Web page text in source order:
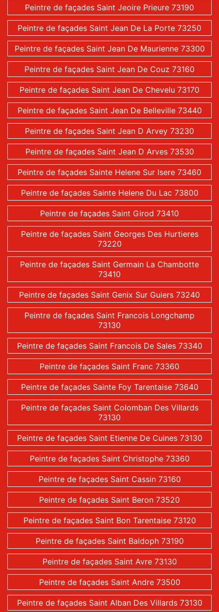
Peintre de façades Saint Jeoire Prieure 73190
Peintre de façades Saint Jean De La Porte 73250
Peintre de façades Saint Jean De Maurienne 73300
Peintre de façades Saint Jean De Couz 73160
Peintre de façades Saint Jean De Chevelu 73170
Peintre de façades Saint Jean De Belleville 73440
Peintre de façades Saint Jean D Arvey 73230
Peintre de façades Saint Jean D Arves 73530
Peintre de façades Sainte Helene Sur Isere 73460
Peintre de façades Sainte Helene Du Lac 73800
Peintre de façades Saint Girod 73410
Peintre de façades Saint Georges Des Hurtieres
73220
Peintre de façades Saint Germain La Chambotte
73410
Peintre de façades Saint Genix Sur Guiers 73240
Peintre de façades Saint Francois Longchamp
73130
Peintre de façades Saint Francois De Sales 73340
Peintre de façades Saint Franc 73360
Peintre de façades Sainte Foy Tarentaise 73640
Peintre de façades Saint Colomban Des Villards
73130
Peintre de façades Saint Etienne De Cuines 73130
Peintre de façades Saint Christophe 73360
Peintre de façades Saint Cassin 73160
Peintre de façades Saint Beron 73520
Peintre de façades Saint Bon Tarentaise 73120
Peintre de façades Saint Baldoph 73190
Peintre de façades Saint Avre 73130
Peintre de façades Saint Andre 73500
Peintre de façades Saint Alban Des Villards 73130